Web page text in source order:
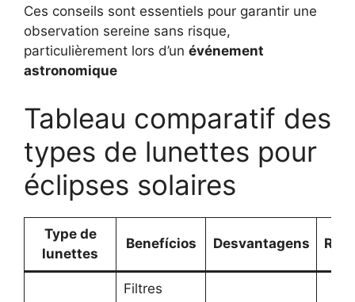
Ces conseils sont essentiels pour garantir une
observation sereine sans risque,
particulièrement lors d’un événement
astronomique
Tableau comparatif des
types de lunettes pour
éclipses solaires
Type de
lunettes
Benefícios Desvantagens
Filtres